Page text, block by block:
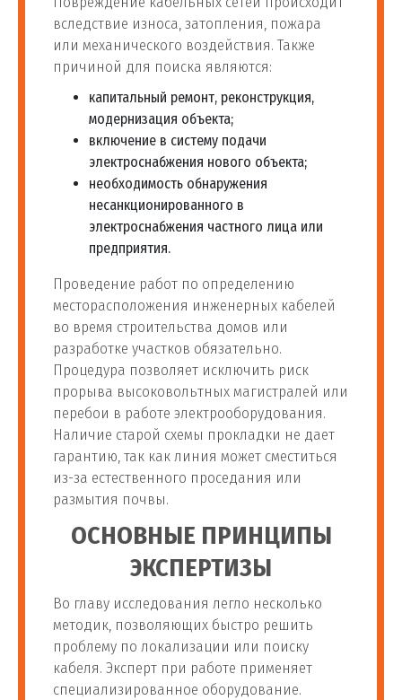
вследствие износа, затопления, пожара
или механического воздействия. Также
причиной для поиска являются:
капитальный ремонт, реконструкция,
модернизация объекта;
включение в систему подачи
электроснабжения нового объекта;
необходимость обнаружения
несанкционированного в
электроснабжения частного лица или
предприятия.
Проведение работ по определению
месторасположения инженерных кабелей
во время строительства домов или
разработке участков обязательно.
Процедура позволяет исключить риск
прорыва высоковольтных магистралей или
перебои в работе электрооборудования.
Наличие старой схемы прокладки не дает
гарантию, так как линия может сместиться
из-за естественного проседания или
размытия почвы.
ОСНОВНЫЕ ПРИНЦИПЫ
ЭКСПЕРТИЗЫ
Во главу исследования легло несколько
методик, позволяющих быстро решить
проблему по локализации или поиску
кабеля. Эксперт при работе применяет
специализированное оборудование.